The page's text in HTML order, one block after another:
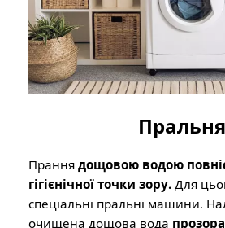
Пральня
Прання дощовою водою
гігієнічної точки зору. Для
спеціальні пральні машини.
очищена дощова вода